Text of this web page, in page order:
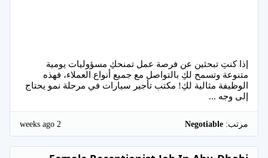
إذا كنتِ تبحثين عن فرصة عمل تمنحكِ مسؤوليات يومية
متنوعة وتسمح لكِ بالتواصل مع جميع أنواع العملاء، فهذه
الوظيفة مثالية لكِ! مكتب تأجير سيارات في مرحلة نمو يحتاج
إلى وجه ...
مرتب: 2 weeks ago